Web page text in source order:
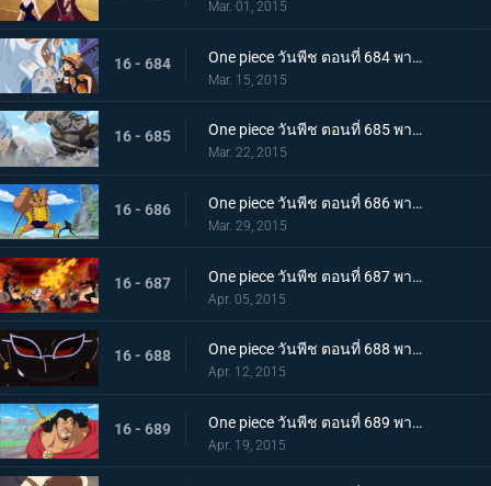
Mar. 01, 2015
16 - 684 One piece วันพีช ตอนที่ 684 พากย์ไทย รวมพลครั้งใหญ่ ลูฟี่และกลุ่มนักสู้สุดโหด
Mar. 15, 2015
16 - 685 One piece วันพีช ตอนที่ 685 พากย์ไทย ฝ่าทะลวงเข้าไป! กองทัพลูฟี่ ปะทะ พีก้า
Mar. 22, 2015
16 - 686 One piece วันพีช ตอนที่ 686 พากย์ไทย คำสารภาพที่น่าตกใจ คำสาบานที่แลกด้วยชีวิตของลอว์
Mar. 29, 2015
16 - 687 One piece วันพีช ตอนที่ 687 พากย์ไทย การปะทะครั้งใหญ่!!! เสนาธิการใหญ่ ซาโบ ปะทะ พลเรือเอก ฟูจิโทระ
Apr. 05, 2015
16 - 688 One piece วันพีช ตอนที่ 688 พากย์ไทย เข้าตาจน! ลูฟี่ตกหลุมพราง!
Apr. 12, 2015
16 - 689 One piece วันพีช ตอนที่ 689 พากย์ไทย เปิดทางหนี!! ลูฟี่หมัดปืนช้างคืนชีพ!
Apr. 19, 2015